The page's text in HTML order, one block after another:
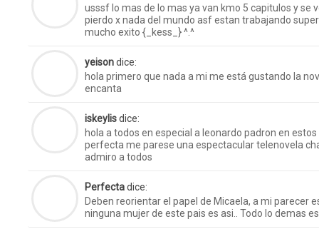
usssf lo mas de lo mas ya van kmo 5 capitulos y se
pierdo x nada del mundo asf estan trabajando
mucho exito {_kess_} ^.^
yeisondice:
hola primero que nada a mi me está gustando la
encanta
iskeylisdice:
hola a todos en especial a leonardo padron en
perfecta me parese una espectacular telenovela
admiro a todos
Perfectadice:
Deben reorientar el papel de Micaela, a mi parecer
ninguna mujer de este pais es asi.. Todo lo demas